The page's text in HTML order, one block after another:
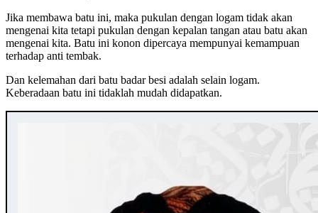
Jika membawa batu ini, maka pukulan dengan logam tidak akan
mengenai kita tetapi pukulan dengan kepalan tangan atau batu akan
mengenai kita. Batu ini konon dipercaya mempunyai kemampuan
terhadap anti tembak.
Dan kelemahan dari batu badar besi adalah selain logam.
Keberadaan batu ini tidaklah mudah didapatkan.